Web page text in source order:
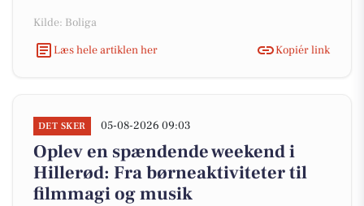
Kilde: Boliga
Læs hele artiklen her
Kopiér link
DET SKER 05-08-2026 09:03
Oplev en spændende weekend i
Hillerød: Fra børneaktiviteter til
filmmagi og musik